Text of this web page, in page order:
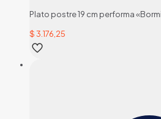
Plato postre 19 cm performa
$3.176,25